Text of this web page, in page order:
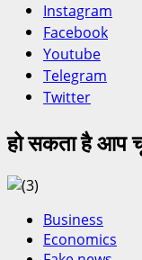
Instagram
Facebook
Youtube
Telegram
Twitter
हो सकता है आप
Business
Economics